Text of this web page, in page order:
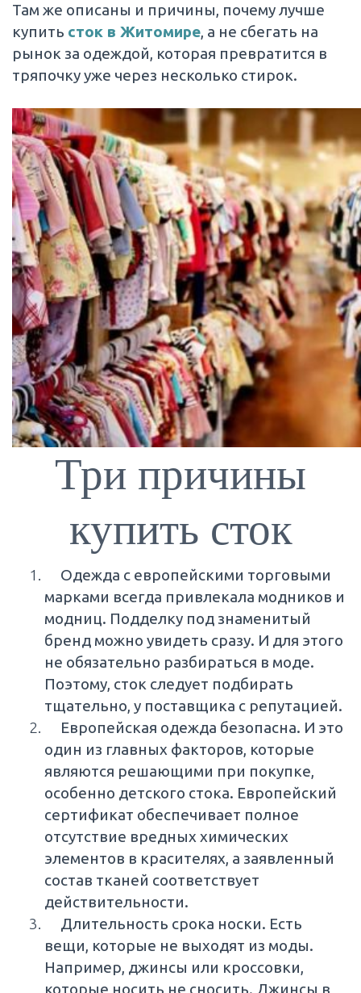
Там же описаны и причины, почему лучше
купить сток в Житомире, а не сбегать на
рынок за одеждой, которая превратится в
тряпочку уже через несколько стирок.
Три причины
купить сток
Одежда с европейскими торговыми
марками всегда привлекала модников и
модниц. Подделку под знаменитый
бренд можно увидеть сразу. И для этого
не обязательно разбираться в моде.
Поэтому, сток следует подбирать
тщательно, у поставщика с репутацией.
Европейская одежда безопасна. И это
один из главных факторов, которые
являются решающими при покупке,
особенно детского стока. Европейский
сертификат обеспечивает полное
отсутствие вредных химических
элементов в красителях, а заявленный
состав тканей соответствует
действительности.
Длительность срока носки. Есть
вещи, которые не выходят из моды.
Например, джинсы или кроссовки,
которые носить не сносить. Джинсы в